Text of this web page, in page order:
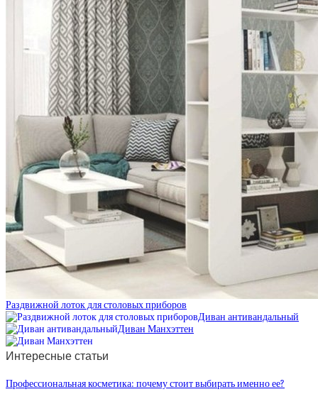
Раздвижной лоток для столовых приборов
Диван антивандальный
Диван Манхэттен
Интересные статьи
Профессиональная косметика: почему стоит выбирать именно ее?